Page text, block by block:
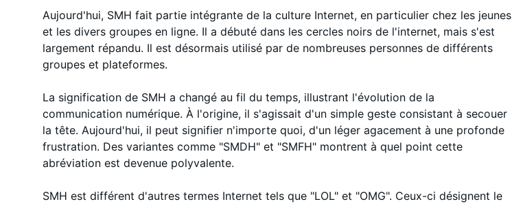
Aujourd'hui, SMH fait partie intégrante de la culture Internet, en particulier chez les jeunes
et les divers groupes en ligne. Il a débuté dans les cercles noirs de l'internet, mais s'est
largement répandu. Il est désormais utilisé par de nombreuses personnes de différents
groupes et plateformes.
La signification de SMH a changé au fil du temps, illustrant l'évolution de la
communication numérique. À l'origine, il s'agissait d'un simple geste consistant à secouer
la tête. Aujourd'hui, il peut signifier n'importe quoi, d'un léger agacement à une profonde
frustration. Des variantes comme "SMDH" et "SMFH" montrent à quel point cette
abréviation est devenue polyvalente.
SMH est différent d'autres termes Internet tels que "LOL" et "OMG". Ceux-ci désignent le